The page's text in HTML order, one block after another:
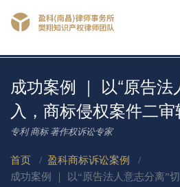
成功案例 ｜ 以“原告法
入，商标侵权案件二
专利 商标 著作权诉讼专家
首页 / 盈科商标诉讼案例
/
成功案例 ｜ 以“原告法人意志分离”